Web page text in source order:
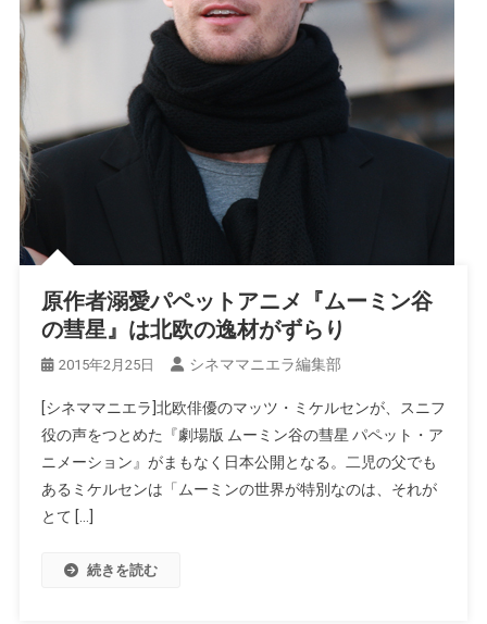
原作者溺愛パペットアニメ『ムーミン谷
の彗星』は北欧の逸材がずらり
2015年2月25日 シネママニエラ編集部
[シネママニエラ]北欧俳優のマッツ・ミケルセンが、スニフ
役の声をつとめた『劇場版 ムーミン谷の彗星 パペット・ア
ニメーション』がまもなく日本公開となる。二児の父でも
あるミケルセンは「ムーミンの世界が特別なのは、それが
とて […]
続きを読む